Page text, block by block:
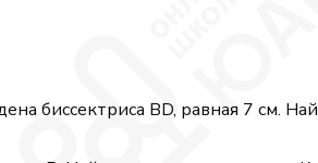
биссектриса ВD, равная 7 см.